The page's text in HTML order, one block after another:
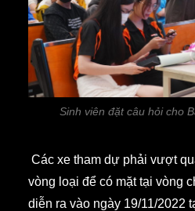
Sinh viên đặt câu hỏi cho
Các xe tham dự phải vượt
vòng loại để có mặt tại vòng
diễn ra vào ngày 19/11/2022